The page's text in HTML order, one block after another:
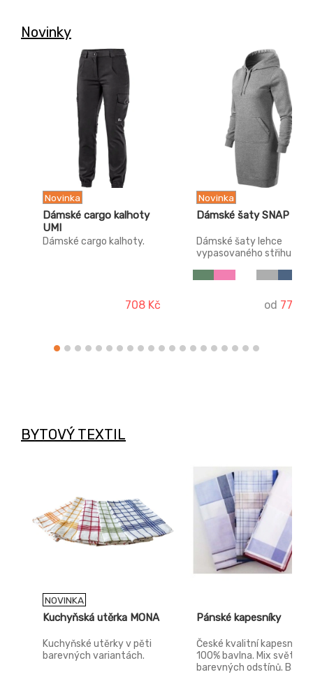
Novinky
Novinka
Dámské cargo kalhoty
UMI
Dámské cargo kalhoty.
708 Kč
Novinka
Dámské šaty SNAP
Dámské šaty lehce
vypasovaného střihu s
šňůrkou. Vnitřní část
průkrčníku začištěna
rukávů z žebrového
od 775
BYTOVÝ TEXTIL
NOVINKA
Kuchyňská utěrka MONA
Kuchyňské utěrky v pěti
barevných variantách.
Pánské kapesníky
České kvalitní kapesníky
100% bavlna. Mix světlých
barevných odstínů. Balení